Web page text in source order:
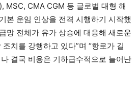
MSC, CMA CGM 등 글로벌 대형 해
본 운임 인상을 전격 시행하기 시작했
망 전체가 유가 상승에 대응해 새로운
치를 강행하고 있다”며 “항로가 길
결국 비용은 기하급수적으로 늘어난